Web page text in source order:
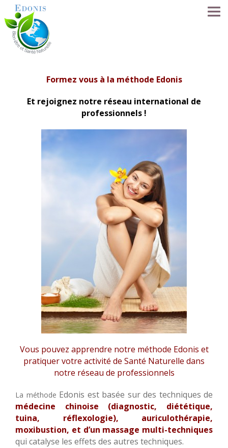
LA MÉTHODE EDONIS
LE RÉSEAU
NOS PRATICIENS
FORUM
CONTACT
Formez vous à la méthode Edonis
Et rejoignez notre réseau international de
professionnels !
Vous pouvez apprendre notre méthode Edonis et
pratiquer votre activité de Santé Naturelle dans
notre réseau de professionnels
La méthode Edonis est basée sur des techniques de
médecine chinoise (diagnostic, diététique,
tuina, réflexologie), auriculothérapie,
moxibustion, et d’un massage multi-techniques
qui catalyse les effets des autres techniques.